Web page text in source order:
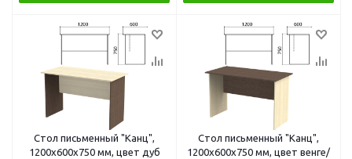
Стол письменный "Канц",
1200х600х750 мм, цвет дуб
Стол письменный "Канц",
1200х600х750 мм, цвет венге/